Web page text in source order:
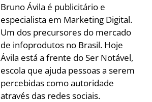
Bruno Ávila é publicitário e
especialista em Marketing Digital.
Um dos precursores do mercado
de infoprodutos no Brasil. Hoje
Ávila está a frente do Ser Notável,
escola que ajuda pessoas a serem
percebidas como autoridade
através das redes sociais.